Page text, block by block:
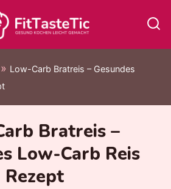
» Low-Carb Bratreis – Gesundes
Bratreis –
Low-Carb Reis
Rezept